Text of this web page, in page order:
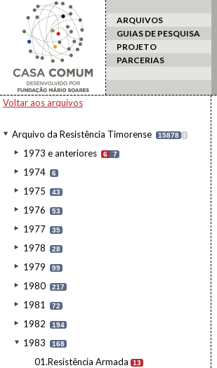
ARQUIVOS
GUIAS DE PESQUISA
PROJETO
PARCERIAS
Voltar aos arquivos
Arquivo da Resistência Timorense 15878 I
1973 e anteriores 6 7
1974 6
1975 43
1976 53
1977 35
1978 28
1979 99
1980 217
1981 72
1982 194
1983 168
01.Resistência Armada 13